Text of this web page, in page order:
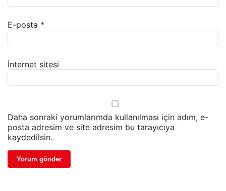
E-posta *
İnternet sitesi
Daha sonraki yorumlarımda kullanılması için adım, e-
posta adresim ve site adresim bu tarayıcıya
kaydedilsin.